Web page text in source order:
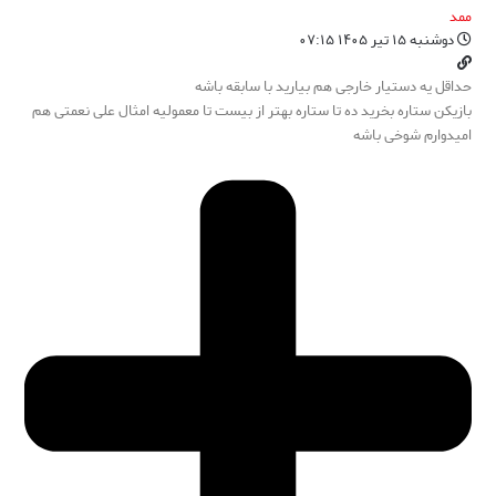
ممد
دوشنبه ۱۵ تیر ۱۴۰۵ ۰۷:۱۵
حداقل یه دستیار خارجی هم بیارید با سابقه باشه
بازیکن ستاره بخرید ده تا ستاره بهتر از بیست تا معمولیه امثال علی نعمتی هم
امیدوارم شوخی باشه